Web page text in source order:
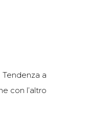
Tendenza a
con l’altro